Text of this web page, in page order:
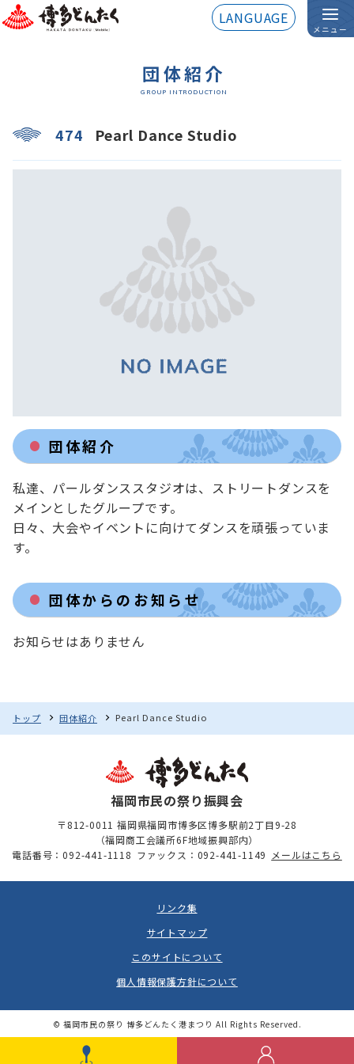
LANGUAGE
メニュー
団体紹介
GROUP INTRODUCTION
474 Pearl Dance Studio
団体紹介
私達、パールダンススタジオは、ストリートダンスを
メインとしたグループです。
日々、大会やイベントに向けてダンスを頑張っていま
す。
団体からのお知らせ
お知らせはありません
トップ 団体紹介 Pearl Dance Studio
福岡市民の祭り振興会
〒812-0011 福岡県福岡市博多区博多駅前2丁目9-28
（福岡商工会議所6F地域振興部内）
電話番号：092-441-1118 ファックス：092-441-1149 メールはこちら
リンク集
サイトマップ
このサイトについて
個人情報保護方針について
© 福岡市民の祭り 博多どんたく港まつり All Rights Reserved.